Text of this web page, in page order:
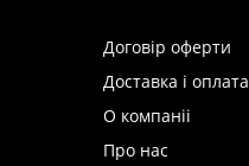
Договір оферти
Доставка і оплата
О компаніі
Про нас